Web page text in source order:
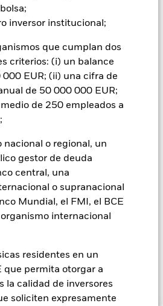
inversor institucional;
que cumplan dos
criterios: (i) un balance
EUR; (ii) una cifra de
de 50 000 000 EUR;
de 250 empleados a
nacional o regional, un
gestor de deuda
central, una
o supranacional
Mundial, el FMI, el BCE
internacional
residentes en un
que permita otorgar a
la calidad de inversores
soliciten expresamente
clase de acciones podría conllevar
(también denominado «spill-
del fondo. La sociedad
de que se dispone de los
para minimizar el riesgo de
acciones. En el menú desplegable
nombre del fondo, podrá ver un
de acciones del fondo: las clases de
divisas se identifican mediante la
nombre. Además, el listado
solicitud a la sociedad
opere en préstamos de valores
propio Fondo percibirá el 62,5% de
se generen, y el 37,5% restante se
calidad de agente de préstamo de
de los ingresos por préstamos
excluido de los gastos corrientes.